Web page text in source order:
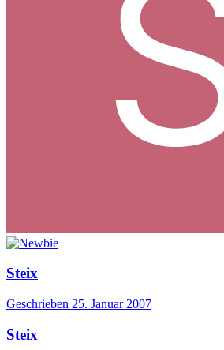
Steix
Geschrieben 25. Januar 2007
Steix